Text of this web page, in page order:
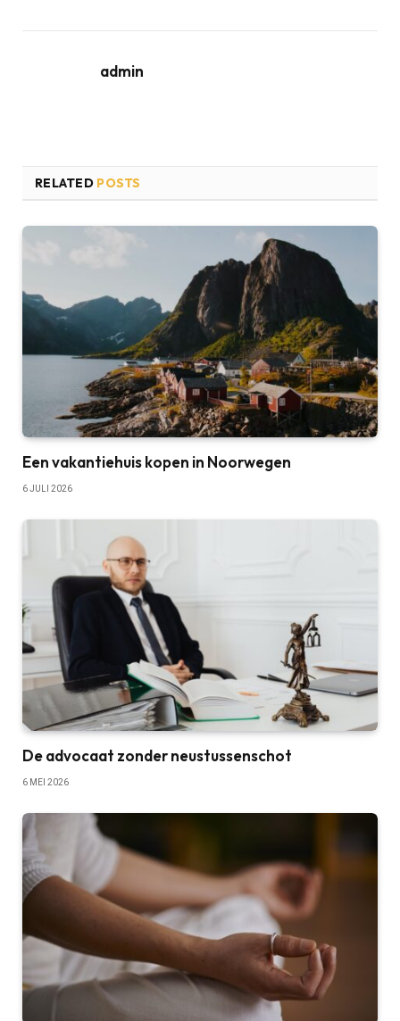
admin
RELATED POSTS
Een vakantiehuis kopen in Noorwegen
6 JULI 2026
De advocaat zonder neustussenschot
6 MEI 2026